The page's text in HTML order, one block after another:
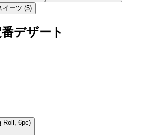
イーツ (5)
デザート
Roll, 6pc)